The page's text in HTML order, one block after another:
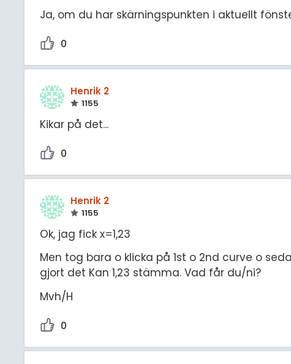
Ja, om du har skärningspunkten i aktuellt
0
Henrik 2
1155
Kikar på det...
0
Henrik 2
1155
Ok, jag fick x=1,23
Men tog bara o klicka på 1st o 2nd curve o
gjort det Kan 1,23 stämma. Vad får du/ni?
Mvh/H
0